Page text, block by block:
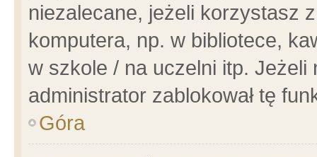
niezalecane, jeżeli korzystasz
komputera, np. w bibliotece,
w szkole / na uczelni itp.
administrator zablokował tę
Góra